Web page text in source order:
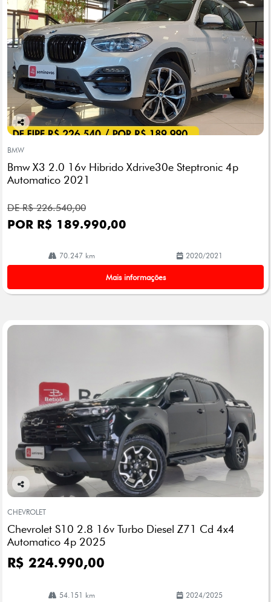
Co
arti
lhe
BMW
Bmw X3 2.0 16v Hibrido Xdrive30e Steptronic 4p
Automatico 2021
DE R$ 226.540,00
POR R$ 189.990,00
70.247 km 2020/2021
Mais informações
Co
arti
lhe
CHEVROLET
Chevrolet S10 2.8 16v Turbo Diesel Z71 Cd 4x4
Automatico 4p 2025
R$ 224.990,00
54.151 km 2024/2025